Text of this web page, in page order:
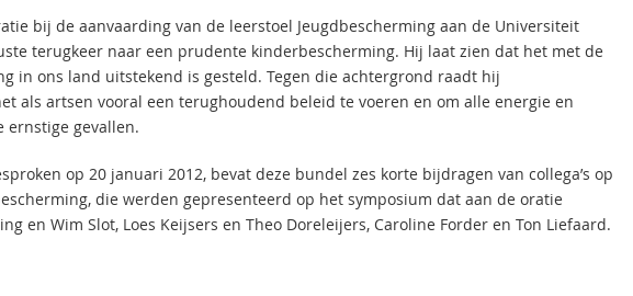
bij de aanvaarding van de leerstoel Jeugdbescherming aan de Universiteit
terugkeer naar een prudente kinderbescherming. Hij laat zien dat het met de
in ons land uitstekend is gesteld. Tegen die achtergrond raadt hij
als artsen vooral een terughoudend beleid te voeren en om alle energie en
ernstige gevallen.
op 20 januari 2012, bevat deze bundel zes korte bijdragen van collega’s op
die werden gepresenteerd op het symposium dat aan de oratie
en Wim Slot, Loes Keijsers en Theo Doreleijers, Caroline Forder en Ton Liefaard.